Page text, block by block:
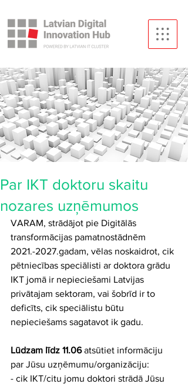
Par IKT doktoru skaitu
nozares uzņēmumos
VARAM, strādājot pie Digitālās
transformācijas pamatnostādnēm
2021.-2027.gadam, vēlas noskaidrot, cik
pētniecības speciālisti ar doktora grādu
IKT jomā ir nepieciešami Latvijas
privātajam sektoram, vai šobrīd ir to
deficīts, cik speciālistu būtu
nepieciešams sagatavot ik gadu.
Lūdzam līdz 11.06 atsūtiet informāciju
par Jūsu uzņēmumu/organizāciju:
- cik IKT/citu jomu doktori strādā Jūsu